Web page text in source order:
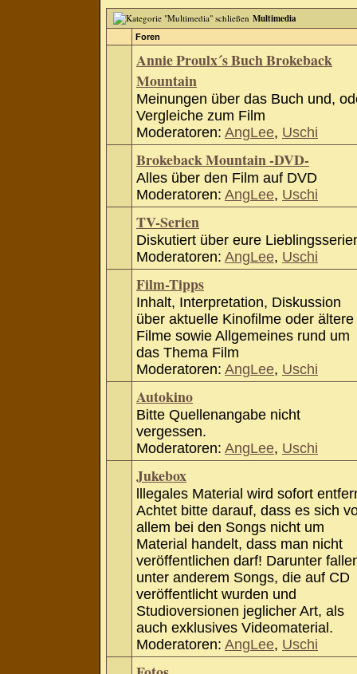
Multimedia
Foren
Annie Proulx´s Buch Brokeback
Mountain
Meinungen über das Buch und,
Vergleiche zum Film
Moderatoren: AngLee, Uschi
Brokeback Mountain -DVD-
Alles über den Film auf DVD
Moderatoren: AngLee, Uschi
TV-Serien
Diskutiert über eure
Moderatoren: AngLee, Uschi
Film-Tipps
Inhalt, Interpretation, Diskussion
über aktuelle Kinofilme oder ältere
Filme sowie Allgemeines rund um
das Thema Film
Moderatoren: AngLee, Uschi
Autokino
Bitte Quellenangabe nicht
vergessen.
Moderatoren: AngLee, Uschi
Jukebox
lllegales Material wird sofort
Achtet bitte darauf, dass es sich
allem bei den Songs nicht um
Material handelt, dass man nicht
veröffentlichen darf! Darunter
unter anderem Songs, die auf CD
veröffentlicht wurden und
Studioversionen jeglicher Art, als
auch exklusives Videomaterial.
Moderatoren: AngLee, Uschi